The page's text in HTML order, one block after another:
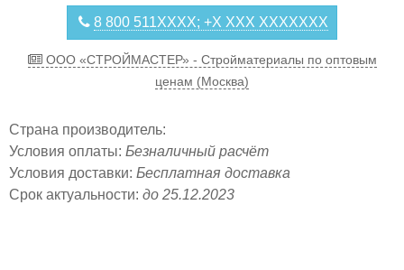
8 800 511XXXX; +X XXX XXXXXXX
ООО «СТРОЙМАСТЕР» - Стройматериалы по оптовым
ценам (Москва)
Страна производитель:
Условия оплаты: Безналичный расчёт
Условия доставки: Бесплатная доставка
Срок актуальности: до 25.12.2023